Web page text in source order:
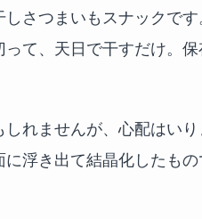
さつまいもスナックです
て、天日で干すだけ。
れませんが、心配はいり
浮き出て結晶化したも